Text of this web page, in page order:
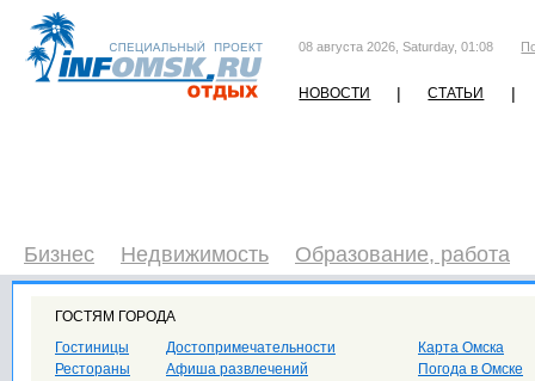
08 августа 2026, Saturday, 01:08
НОВОСТИ | СТАТЬИ |
Бизнес Недвижимость Образование, работа
ГОСТЯМ ГОРОДА
Гостиницы
Рестораны
Достопримечательности
Афиша развлечений
Карта Омска
Погода в Омске